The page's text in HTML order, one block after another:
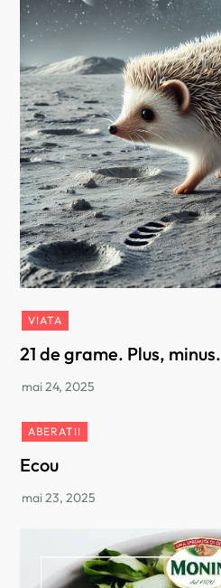
VIATA
21 de grame. Plus, minus.
ABERATII
Ecou